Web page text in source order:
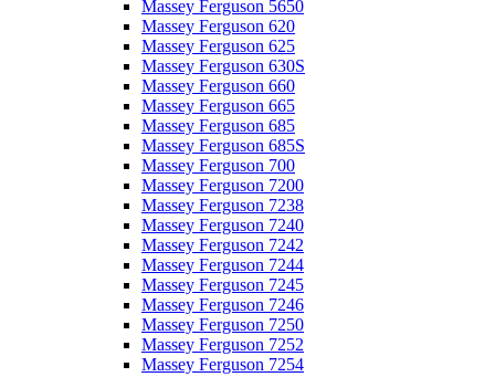
Massey Ferguson 5650
Massey Ferguson 620
Massey Ferguson 625
Massey Ferguson 630S
Massey Ferguson 660
Massey Ferguson 665
Massey Ferguson 685
Massey Ferguson 685S
Massey Ferguson 700
Massey Ferguson 7200
Massey Ferguson 7238
Massey Ferguson 7240
Massey Ferguson 7242
Massey Ferguson 7244
Massey Ferguson 7245
Massey Ferguson 7246
Massey Ferguson 7250
Massey Ferguson 7252
Massey Ferguson 7254